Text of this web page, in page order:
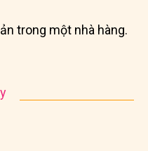
trong một nhà hàng.